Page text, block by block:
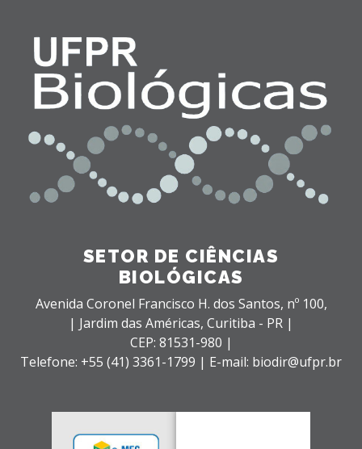
SETOR DE CIÊNCIAS
BIOLÓGICAS
Avenida Coronel Francisco H. dos Santos, nº 100,
| Jardim das Américas, Curitiba - PR |
CEP: 81531-980 |
Telefone: +55 (41) 3361-1799 | E-mail: biodir@ufpr.br